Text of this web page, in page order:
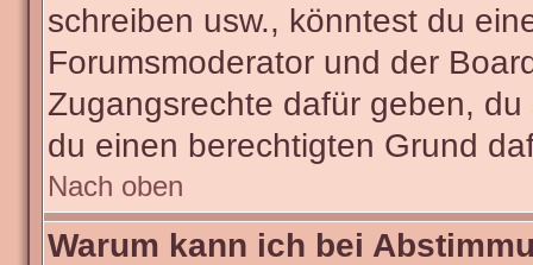
schreiben usw., könntest du
Forumsmoderator und der
Zugangsrechte dafür geben,
du einen berechtigten Grund
Nach oben
Warum kann ich bei